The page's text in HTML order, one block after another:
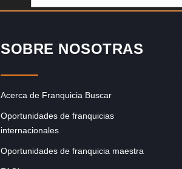
SOBRE NOSOTRAS
Acerca de Franquicia Buscar
Oportunidades de franquicias
internacionales
Oportunidades de franquicia maestra